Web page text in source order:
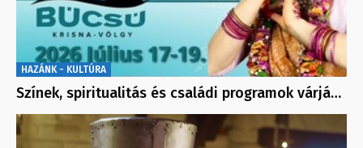
HAZÁNK - KULTÚRA
Színek, spiritualitás és családi programok várjá…